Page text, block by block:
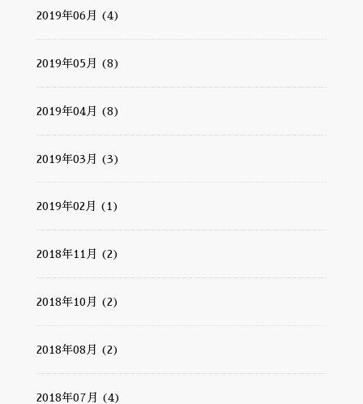
2019年06月 (4)
2019年05月 (8)
2019年04月 (8)
2019年03月 (3)
2019年02月 (1)
2018年11月 (2)
2018年10月 (2)
2018年08月 (2)
2018年07月 (4)